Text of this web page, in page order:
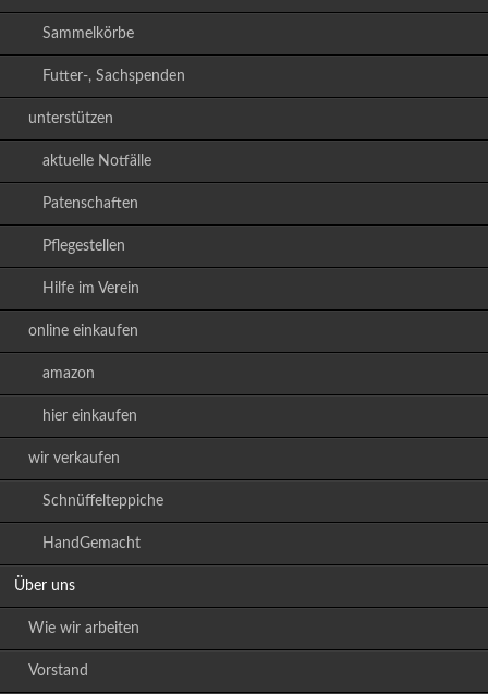
Sammelkörbe
Futter-, Sachspenden
unterstützen
aktuelle Notfälle
Patenschaften
Pflegestellen
Hilfe im Verein
online einkaufen
amazon
hier einkaufen
wir verkaufen
Schnüffelteppiche
HandGemacht
Über uns
Wie wir arbeiten
Vorstand